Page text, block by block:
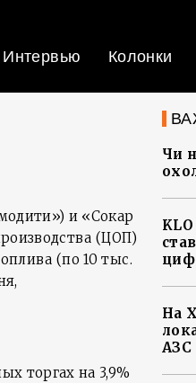
Интервью Колонки
и «Сокар
(ЦОП)
(по 10 тыс.
торгах на 3,9%
Чи
На
АЗС